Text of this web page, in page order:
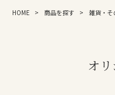
HOME 商品を探す 雑貨・そ
オ